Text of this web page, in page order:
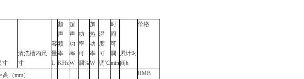
寸
清洗槽内尺
寸
容
量
L
超
声
频
率
KHz
超
声
功
率
W
功
率
可
调%
加
热
功
率
W
温
度
可
调℃
时
间
可
调
min
累计时
间h
价格
高（mm） RMB